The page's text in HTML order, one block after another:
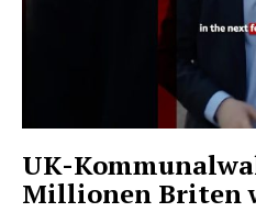
UK-
Millionen Briten